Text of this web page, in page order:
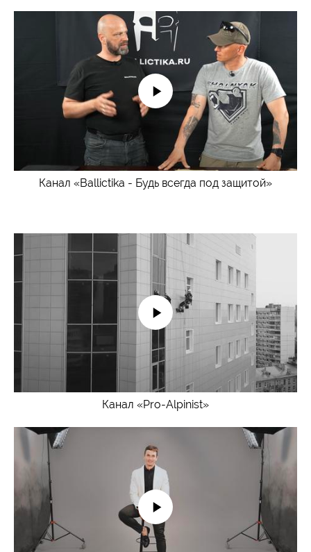
Канал «Ballictika - Будь всегда под защитой»
Канал «Pro-Alpinist»